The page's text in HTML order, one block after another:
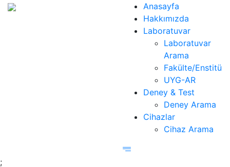
Anasayfa
Hakkımızda
Laboratuvar
Laboratuvar
Arama
Fakülte/Enstitü
UYG-AR
Deney & Test
Deney Arama
Cihazlar
Cihaz Arama
;